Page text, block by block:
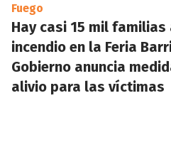
Fuego
Hay casi 15 mil
incendio en la Feria
Gobierno anuncia
alivio para las víctimas